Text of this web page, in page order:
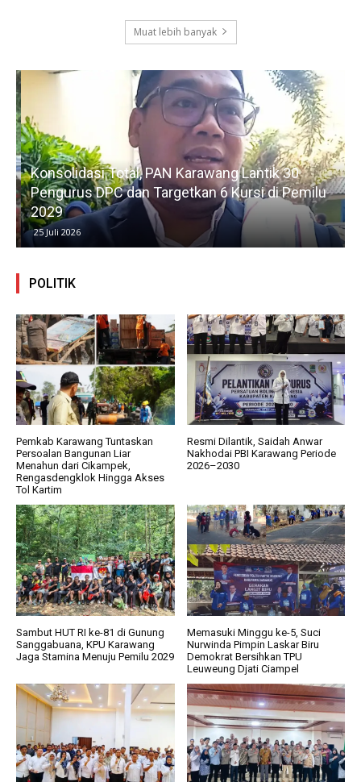
Muat lebih banyak
Konsolidasi Total, PAN Karawang Lantik 30
Pengurus DPC dan Targetkan 6 Kursi di Pemilu
2029
25 Juli 2026
POLITIK
Pemkab Karawang Tuntaskan
Persoalan Bangunan Liar
Menahun dari Cikampek,
Rengasdengklok Hingga Akses
Tol Kartim
Resmi Dilantik, Saidah Anwar
Nakhodai PBI Karawang Periode
2026–2030
Sambut HUT RI ke-81 di Gunung
Sanggabuana, KPU Karawang
Jaga Stamina Menuju Pemilu 2029
Memasuki Minggu ke-5, Suci
Nurwinda Pimpin Laskar Biru
Demokrat Bersihkan TPU
Leuweung Djati Ciampel